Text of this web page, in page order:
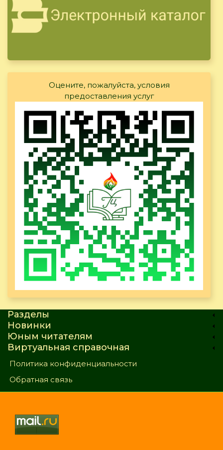
Оцените, пожалуйста, условия
предоставления услуг
Разделы
Новинки
Юным читателям
Виртуальная справочная
Политика конфиденциальности
Обратная связь